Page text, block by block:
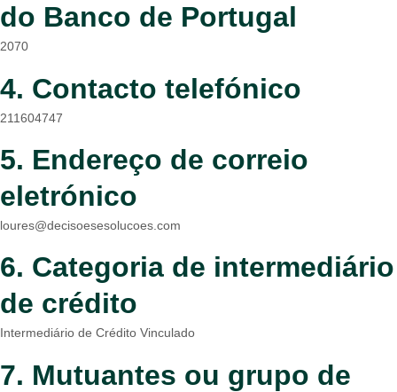
do Banco de Portugal
2070
4. Contacto telefónico
211604747
5. Endereço de correio
eletrónico
loures@decisoesesolucoes.com
6. Categoria de intermediário
de crédito
Intermediário de Crédito Vinculado
7. Mutuantes ou grupo de